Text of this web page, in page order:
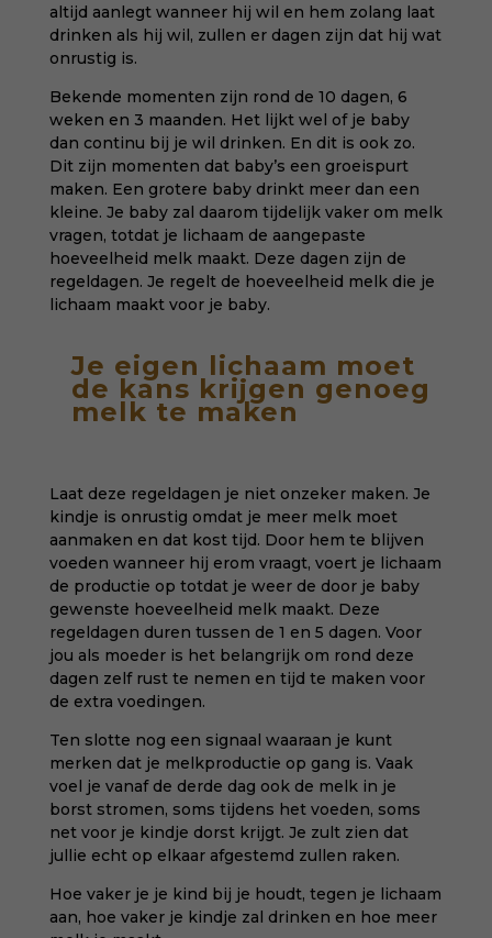
altijd aanlegt wanneer hij wil en hem zolang laat
drinken als hij wil, zullen er dagen zijn dat hij wat
onrustig is.
Bekende momenten zijn rond de 10 dagen, 6
weken en 3 maanden. Het lijkt wel of je baby
dan continu bij je wil drinken. En dit is ook zo.
Dit zijn momenten dat baby’s een groeispurt
maken. Een grotere baby drinkt meer dan een
kleine. Je baby zal daarom tijdelijk vaker om melk
vragen, totdat je lichaam de aangepaste
hoeveelheid melk maakt. Deze dagen zijn de
regeldagen. Je regelt de hoeveelheid melk die je
lichaam maakt voor je baby.
Je eigen lichaam moet
de kans krijgen genoeg
melk te maken
Laat deze regeldagen je niet onzeker maken. Je
kindje is onrustig omdat je meer melk moet
aanmaken en dat kost tijd. Door hem te blijven
voeden wanneer hij erom vraagt, voert je lichaam
de productie op totdat je weer de door je baby
gewenste hoeveelheid melk maakt. Deze
regeldagen duren tussen de 1 en 5 dagen. Voor
jou als moeder is het belangrijk om rond deze
dagen zelf rust te nemen en tijd te maken voor
de extra voedingen.
Ten slotte nog een signaal waaraan je kunt
merken dat je melkproductie op gang is. Vaak
voel je vanaf de derde dag ook de melk in je
borst stromen, soms tijdens het voeden, soms
net voor je kindje dorst krijgt. Je zult zien dat
jullie echt op elkaar afgestemd zullen raken.
Hoe vaker je je kind bij je houdt, tegen je lichaam
aan, hoe vaker je kindje zal drinken en hoe meer